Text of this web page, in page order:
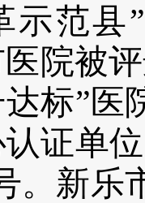
示范县”
院被
标”医
证单
新乐